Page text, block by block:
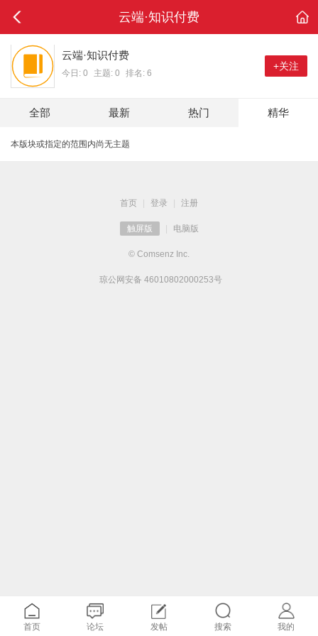
云端·知识付费
云端·知识付费
今日: 0 主题: 0 排名: 6
+关注
全部 最新 热门 精华
本版块或指定的范围内尚无主题
首页 论坛 发帖 搜索 我的
首页 登录 注册
触屏版 电脑版
© Comsenz Inc.
琼公网安备 46010802000253号